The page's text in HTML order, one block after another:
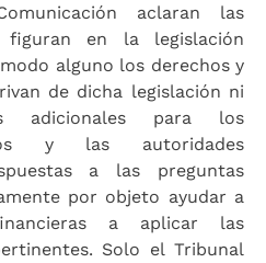
aclaran las
figuran en la legislación
alguno los derechos y
de dicha legislación ni
adicionales para los
y las autoridades
a las preguntas
por objeto ayudar a
a aplicar las
Solo el Tribunal